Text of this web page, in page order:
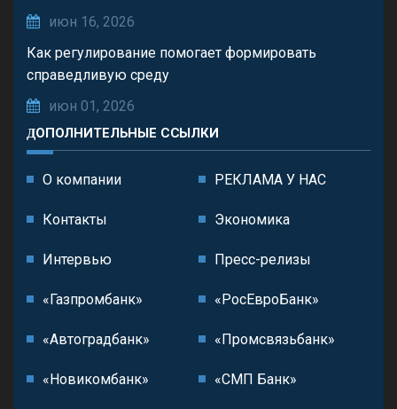
июн 16, 2026
Как регулирование помогает формировать
справедливую среду
июн 01, 2026
ДОПОЛНИТЕЛЬНЫЕ ССЫЛКИ
О компании РЕКЛАМА У НАС
Контакты Экономика
Интервью Пресс-релизы
«Газпромбанк» «РосЕвроБанк»
«Автоградбанк» «Промсвязьбанк»
«Новикомбанк» «СМП Банк»